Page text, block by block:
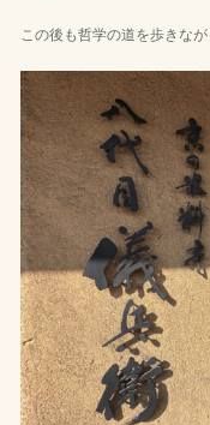
この後も哲学の道を歩きな